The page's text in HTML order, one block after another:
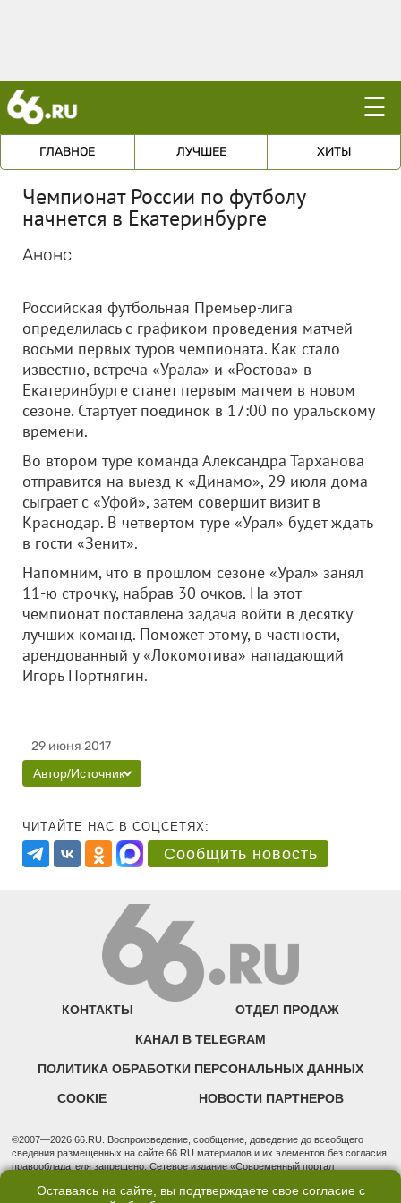
☰
ГЛАВНОЕ ЛУЧШЕЕ ХИТЫ
Чемпионат России по футболу
начнется в Екатеринбурге
Анонс
Российская футбольная Премьер-лига
определилась с графиком проведения матчей
восьми первых туров чемпионата. Как стало
известно, встреча «Урала» и «Ростова» в
Екатеринбурге станет первым матчем в новом
сезоне. Стартует поединок в 17:00 по уральскому
времени.
Во втором туре команда Александра Тарханова
отправится на выезд к «Динамо», 29 июля дома
сыграет с «Уфой», затем совершит визит в
Краснодар. В четвертом туре «Урал» будет ждать
в гости «Зенит».
Напомним, что в прошлом сезоне «Урал» занял
11-ю строчку, набрав 30 очков. На этот
чемпионат поставлена задача войти в десятку
лучших команд. Поможет этому, в частности,
арендованный у «Локомотива» нападающий
Игорь Портнягин.
29 июня 2017
Автор/Источник
ЧИТАЙТЕ НАС В СОЦСЕТЯХ:
Сообщить новость
КОНТАКТЫ ОТДЕЛ ПРОДАЖ
КАНАЛ В TELEGRAM
ПОЛИТИКА ОБРАБОТКИ ПЕРСОНАЛЬНЫХ ДАННЫХ
COOKIE НОВОСТИ ПАРТНЕРОВ
©2007—2026 66.RU. Воспроизведение, сообщение, доведение до всеобщего
сведения размещенных на сайте 66.RU материалов и их элементов без согласия
правообладателя запрещено. Сетевое издание «Современный портал
надзору в сфере связи, информационных технологий и массовых коммуникаций
Оставаясь на сайте, вы подтверждаете свое согласие с